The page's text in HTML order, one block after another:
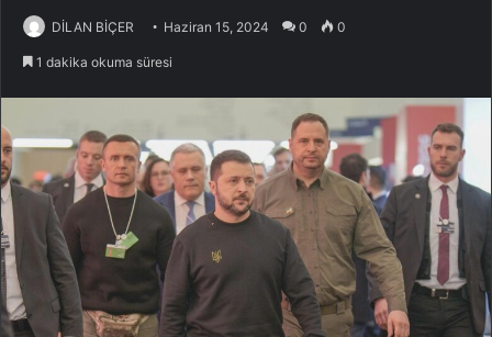
DİLAN BİÇER Haziran 15, 2024 0 0
1 dakika okuma süresi